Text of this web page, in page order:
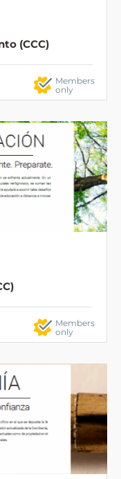
(CCC)
Members
only
Members
only